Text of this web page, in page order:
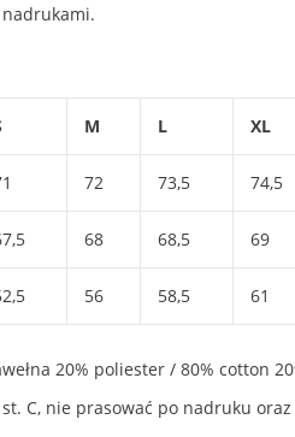
M L XL
72 73,5 74,5
68 68,5 69
56 58,5 61
20% poliester / 80% cotton
C, nie prasować po nadruku